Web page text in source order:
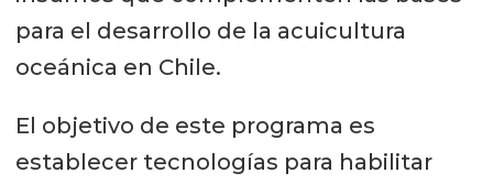
para el desarrollo de la acuicultura
oceánica en Chile.
El objetivo de este programa es
establecer tecnologías para habilitar